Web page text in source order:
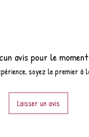
avis pour le moment
soyez le premier à
Laisser un avis